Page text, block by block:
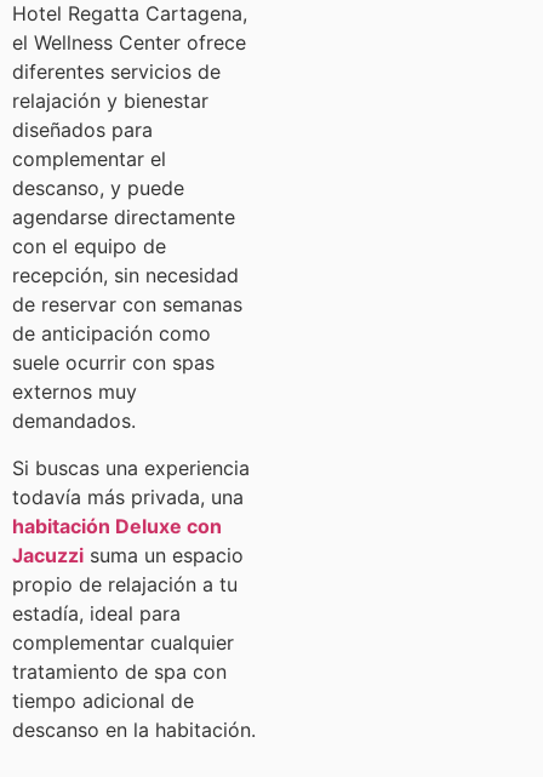
Hotel Regatta Cartagena,
el Wellness Center ofrece
diferentes servicios de
relajación y bienestar
diseñados para
complementar el
descanso, y puede
agendarse directamente
con el equipo de
recepción, sin necesidad
de reservar con semanas
de anticipación como
suele ocurrir con spas
externos muy
demandados.
Si buscas una experiencia
todavía más privada, una
habitación Deluxe con
Jacuzzi suma un espacio
propio de relajación a tu
estadía, ideal para
complementar cualquier
tratamiento de spa con
tiempo adicional de
descanso en la habitación.